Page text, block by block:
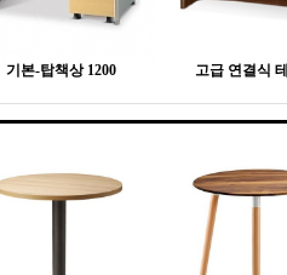
기본-탑책상 1200 고급 연결식